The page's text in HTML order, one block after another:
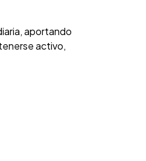
aportando
activo,